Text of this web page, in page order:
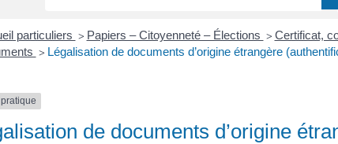
particuliers > Papiers – Citoyenneté – Élections > Certificat,
> Légalisation de documents d’origine étrangère
de documents d’origine